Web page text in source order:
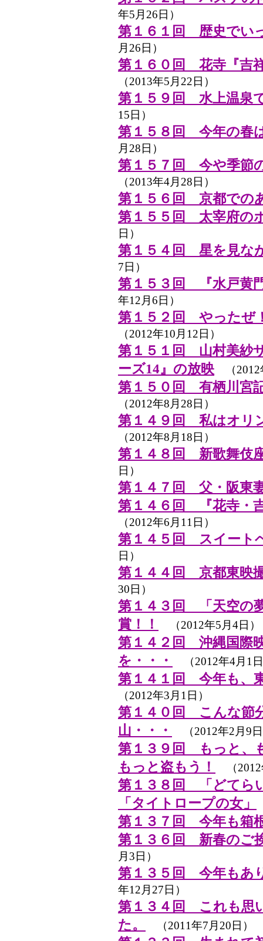
年5月26日）
第１６１回 歴史でい
月26日）
第１６０回 花寺『吉
（2013年5月22日）
第１５９回 水上温泉
15日）
第１５８回 今年の春
月28日）
第１５７回 今や季節
（2013年4月28日）
第１５６回 京都での
第１５５回 太宰府の
日）
第１５４回 星を見な
7日）
第１５３回 『水戸黄
年12月6日）
第１５２回 やったぜ
（2012年10月12日）
第１５１回 山村美紗
ーズ14』の放映 （2012
第１５０回 有栖川宮
（2012年8月28日）
第１４９回 私はオリ
（2012年8月18日）
第１４８回 新歌舞伎
日）
第１４７回 父・阪東
第１４６回 『花寺・
（2012年6月11日）
第１４５回 スイート
日）
第１４４回 京都東映
30日）
第１４３回 「天空の
賞！！
（2012年5月4日）
第１４２回 沖縄国際
を・・・
（2012年4月1
第１４１回 今年も、
（2012年3月1日）
第１４０回 こんな節
山・・・
（2012年2月9
第１３９回 もっと、
もっと盗もう！
（2012
第１３８回 「どてら
「タイトロープの女」
第１３７回 今年も箱
第１３６回 新春のご
月3日）
第１３５回 今年もあ
年12月27日）
第１３４回 これも思
た。
（2011年7月20日）